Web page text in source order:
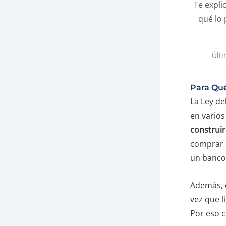
Te
qué lo
Para
La Ley
en
construir
comprar
un
Además,
vez que
Por eso